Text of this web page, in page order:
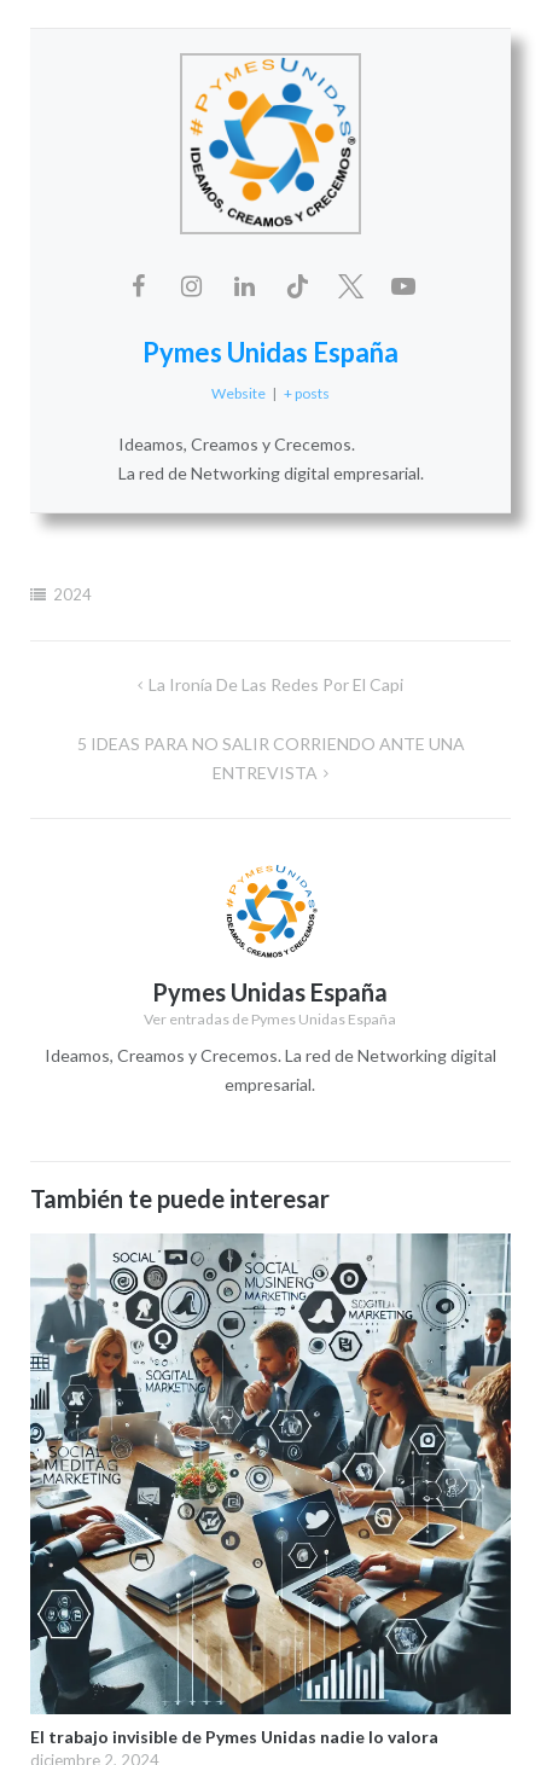
Pymes Unidas España
Website | + posts
Ideamos, Creamos y Crecemos.
La red de Networking digital empresarial.
2024
Navegación
entradas
La Ironía De Las Redes Por El Capi
5 IDEAS PARA NO SALIR CORRIENDO ANTE UNA
ENTREVISTA
Pymes Unidas España
Ver entradas de Pymes Unidas España
Ideamos, Creamos y Crecemos. La red de Networking digital
empresarial.
También te puede interesar
El trabajo invisible de Pymes Unidas nadie lo valora
diciembre 2, 2024